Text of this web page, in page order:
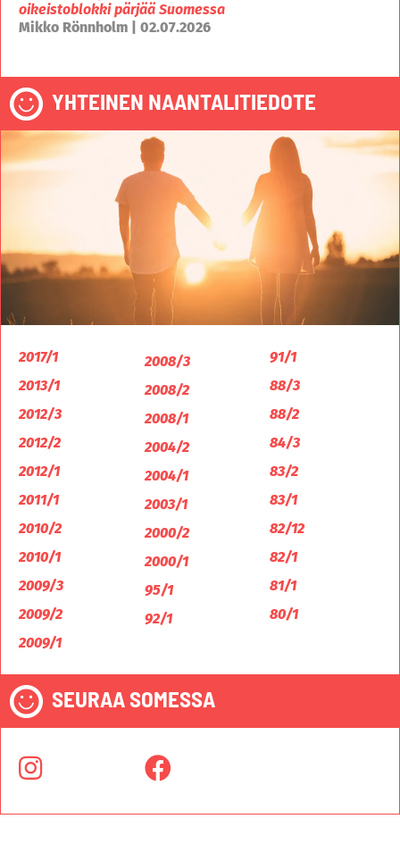
oikeistoblokki pärjää Suomessa
Mikko Rönnholm | 02.07.2026
YHTEINEN NAANTALITIEDOTE
2017/1
2013/1
2012/3
2012/2
2012/1
2011/1
2010/2
2010/1
2009/3
2009/2
2009/1
2008/3
2008/2
2008/1
2004/2
2004/1
2003/1
2000/2
2000/1
95/1
92/1
91/1
88/3
88/2
84/3
83/2
83/1
82/12
82/1
81/1
80/1
SEURAA SOMESSA